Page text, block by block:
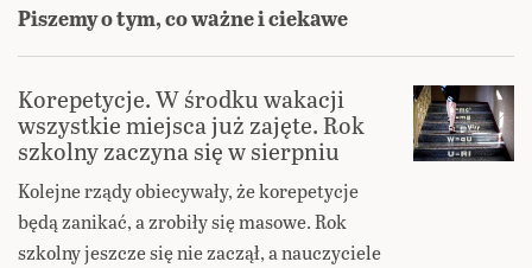
Piszemy o tym, co ważne i ciekawe
Korepetycje. W środku wakacji
wszystkie miejsca już zajęte. Rok
szkolny zaczyna się w sierpniu
Kolejne rządy obiecywały, że korepetycje
będą zanikać, a zrobiły się masowe. Rok
szkolny jeszcze się nie zaczął, a nauczyciele